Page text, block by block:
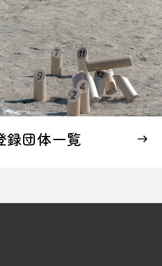
録団体一覧